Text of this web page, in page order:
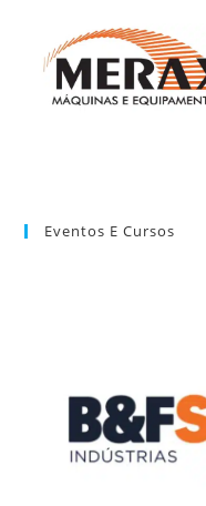
Eventos E Cursos